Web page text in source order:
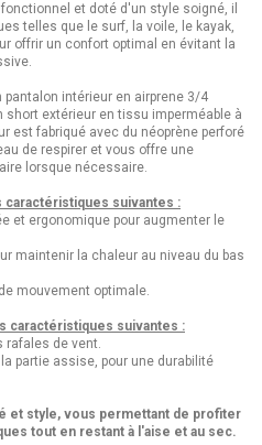
et doté d'un style soigné, il
telles que le surf, la voile, le kayak,
offrir un confort optimal en évitant la
intérieur en airprene 3/4
short extérieur en tissu imperméable à
est fabriqué avec du néoprène perforé
de respirer et vous offre une
lorsque nécessaire.
suivantes :
et ergonomique pour augmenter le
maintenir la chaleur au niveau du bas
mouvement optimale.
caractéristiques suivantes :
rafales de vent.
partie assise, pour une durabilité
et style, vous permettant de profiter
tout en restant à l'aise et au sec.